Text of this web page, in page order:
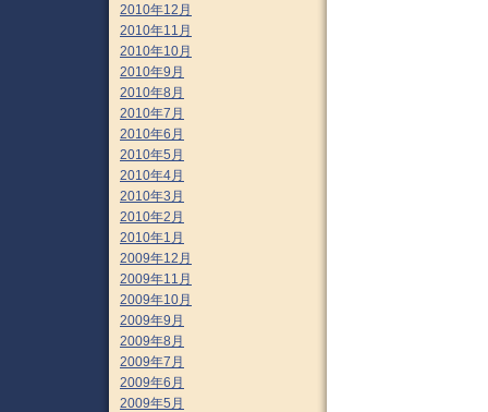
2010年12月
2010年11月
2010年10月
2010年9月
2010年8月
2010年7月
2010年6月
2010年5月
2010年4月
2010年3月
2010年2月
2010年1月
2009年12月
2009年11月
2009年10月
2009年9月
2009年8月
2009年7月
2009年6月
2009年5月